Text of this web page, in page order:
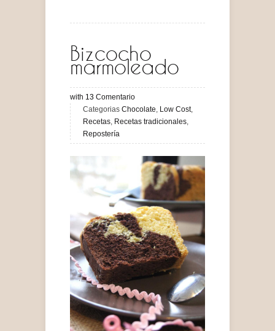
Bizcocho
marmoleado
with 13 Comentario
Categorias Chocolate, Low Cost,
Recetas, Recetas tradicionales,
Repostería